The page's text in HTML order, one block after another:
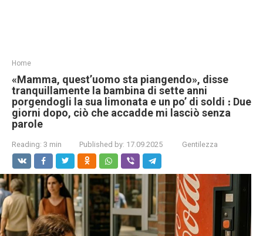
Home
«Mamma, quest’uomo sta piangendo», disse
tranquillamente la bambina di sette anni
porgendogli la sua limonata e un po’ di soldi ։ Due
giorni dopo, ciò che accadde mi lasciò senza
parole
Reading: 3 min Published by: 17.09.2025 Gentilezza